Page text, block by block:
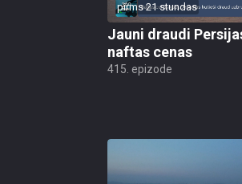
pirms 21 stundas
Jauni draudi
naftas cenas
415. epizode